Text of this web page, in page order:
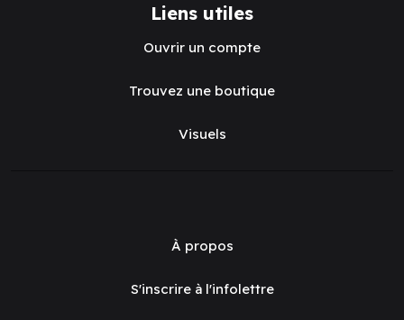
Liens utiles
Ouvrir un compte
Trouvez une boutique
Visuels
À propos
S'inscrire à l'infolettre